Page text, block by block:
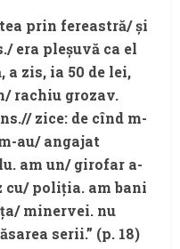
prin fereastră/ și
era pleșuvă ca el
a zis, ia 50 de lei,
rachiu grozav.
zice: de cînd m-
au/ angajat
am un/ girofar a-
cu/ poliția. am bani
minervei. nu
serii.” (p. 18)